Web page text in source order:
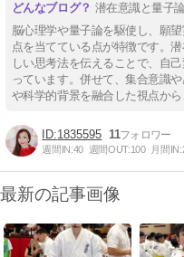
潜在意識と量子
脳心理学や量子論を駆使し、願
点を当てている点が特徴です。
しい思考法を伝えることで、自
っています。併せて、集合意識
や科学的背景を融合した視点か
1835595 11
週間IN:40 週間OUT:100 月間IN:
最新の記事画像